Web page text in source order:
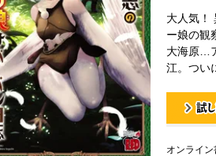
大人気！
ー娘の観
大海原…
江。つい
オンライン